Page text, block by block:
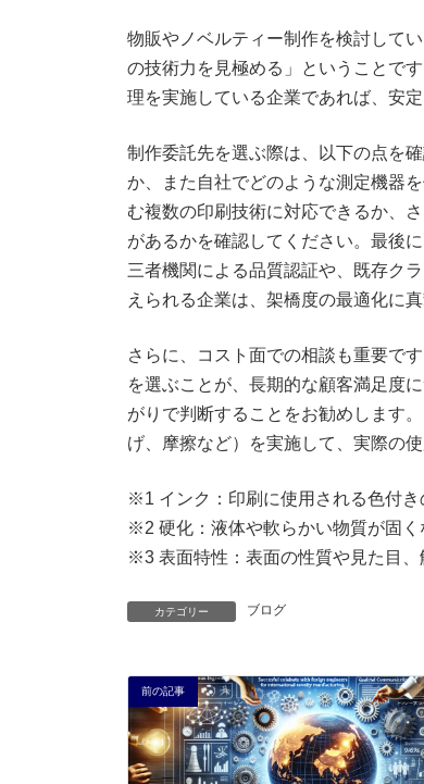
物販やノベルティー制作を検討して
の技術力を見極める」ということで
理を実施している企業であれば、安
制作委託先を選ぶ際は、以下の点を
か、また自社でどのような測定機器
む複数の印刷技術に対応できるか、
があるかを確認してください。最後
三者機関による品質認証や、既存ク
えられる企業は、架橋度の最適化に
さらに、コスト面での相談も重要で
を選ぶことが、長期的な顧客満足度
がりで判断することをお勧めします
げ、摩擦など）を実施して、実際の
※1 インク：印刷に使用される色付き
※2 硬化：液体や軟らかい物質が固く
※3 表面特性：表面の性質や見た目、
カテゴリー ブログ
前の記事